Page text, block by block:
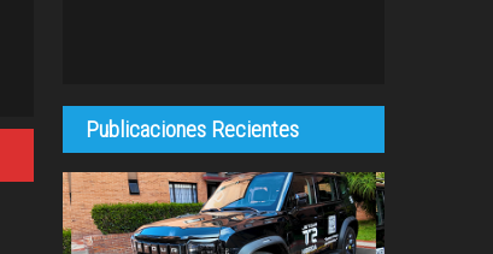
Publicaciones Recientes